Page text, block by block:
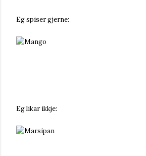
Eg spiser gjerne:
ango
Eg likar ikkje:
arsipan